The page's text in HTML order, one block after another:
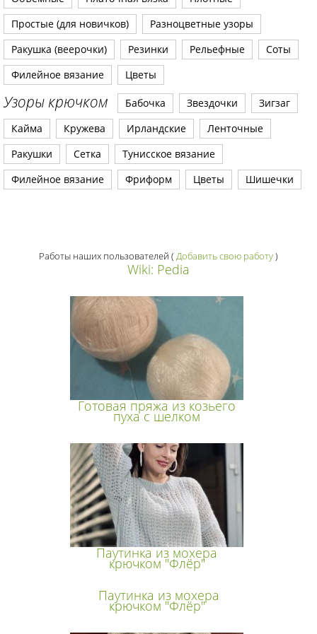
Простые (для новичков)
Разноцветные узоры
Ракушка (веерочки)
Резинки Рельефные
Соты
Филейное вязание
Цветы
Узоры крючком Бабочка Звездочки
Зигзаг
Кайма
Кружева Ирландские
Ленточные
Ракушки
Сетка
Тунисское вязание
Филейное вязание
Фриформ Цветы Шишечки
Работы наших пользователей ( Добавить свою работу)
Wiki: Pedia
Готовая пряжа из козьего
пуха с шелком
Паутинка из мохера
крючком "Флёр"
Паутинка из мохера
крючком "Флёр"